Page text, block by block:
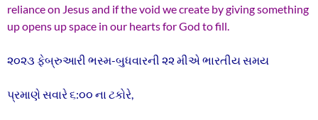
reliance on Jesus and if the void we create by giving something
up opens up space in our hearts for God to fill.
૨૦૨૩ ફેબ્રુઆરી ભસ્મ-બુધવારની ૨૨ મીએ ભારતીય સમય
પ્રમાણે સવારે ૬:૦૦ ના ટકોરે,